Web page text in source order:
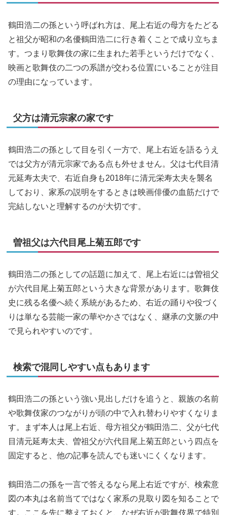
鶴田浩二の孫という呼ばれ方は、尾上右近の母方をたどる
と祖父が昭和の名優鶴田浩二に行き着くことで成り立ちま
す。つまり歌舞伎の家に生まれた若手というだけでなく、
映画と歌舞伎の二つの系譜が交わる位置にいることが注目
の理由になっています。
父方は清元宗家の家です
鶴田浩二の孫として目を引く一方で、尾上右近を語るうえ
では父方が清元宗家である点も外せません。父は七代目清
元延寿太夫で、右近自身も2018年に清元栄寿太夫を襲名
しており、家系の説明をするときは映画俳優の血筋だけで
完結しないと理解するのが大切です。
曽祖父は六代目尾上菊五郎です
鶴田浩二の孫としての話題に加えて、尾上右近には曽祖父
が六代目尾上菊五郎という大きな背景があります。歌舞伎
史に残る名優へ続く系統があるため、右近の踊りや役づく
りは単なる芸能一家の華やかさではなく、継承の文脈の中
で見られやすいのです。
検索で混同しやすい点もあります
鶴田浩二の孫という強い見出しだけを追うと、親族の名前
や歌舞伎家のつながりが頭の中で入れ替わりやすくなりま
す。まず本人は尾上右近、母方祖父が鶴田浩二、父が七代
目清元延寿太夫、曽祖父が六代目尾上菊五郎という四点を
固定すると、他の記事を読んでも迷いにくくなります。
鶴田浩二の孫を一言で答えるなら尾上右近ですが、検索意
図の本丸は名前当てではなく家系の見取り図を知ることで
す。ここを先に整えておくと、なぜ右近が歌舞伎界で特別